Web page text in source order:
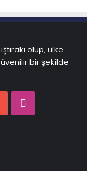
olup, ülke
bir şekilde
YouTube